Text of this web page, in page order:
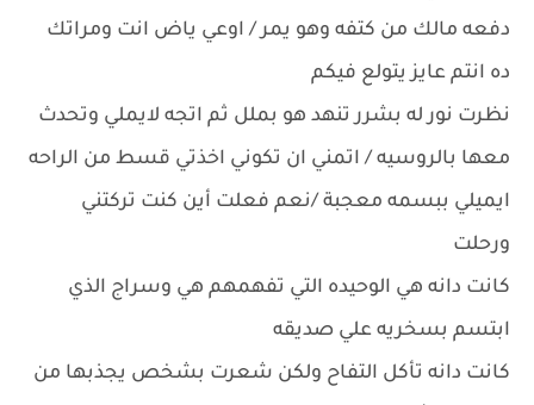
دفعه مالك من كتفه وهو يمر / اوعي ياض انت ومراتك
ده انتم عايز يتولع فيكم
نظرت نور له بشرر تنهد هو بملل ثم اتجه لايملي وتحدث
معها بالروسيه / اتمني ان تكوني اخذتي قسط من الراحه
ايميلي ببسمه معجبة /نعم فعلت أين كنت تركتني
ورحلت
كانت دانه هي الوحيده التي تفهمهم هي وسراج الذي
ابتسم بسخريه علي صديقه
كانت دانه تأكل التفاح ولكن شعرت بشخص يجذبها من